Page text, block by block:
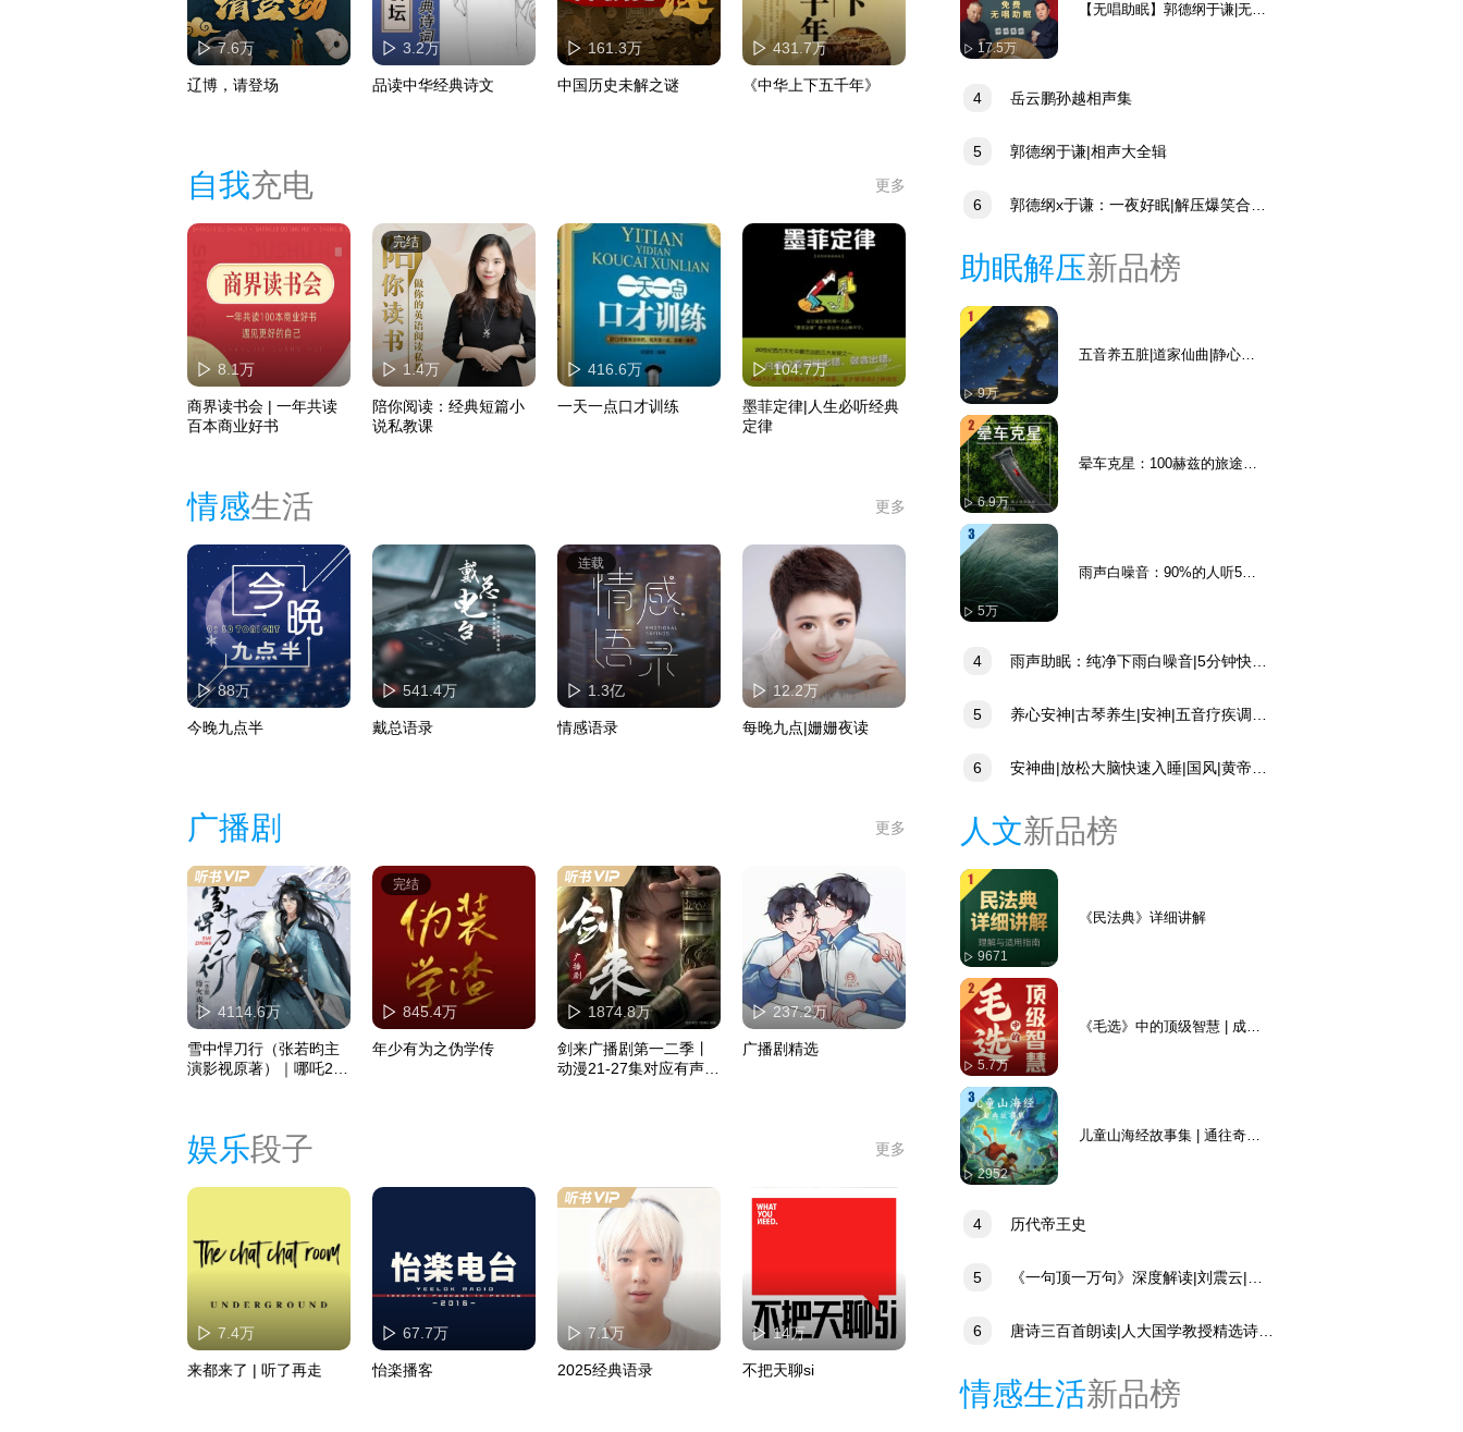
7.6万
辽博，请登场
3.2万
品读中华经典诗文
161.3万
中国历史未解之谜
431.7万
《中华上下五千年》
自我充电 更多
8.1万
商界读书会 | 一年共读
百本商业好书
完结
1.4万
陪你阅读：经典短篇小
说私教课
416.6万
一天一点口才训练
104.7万
墨菲定律|人生必听经典
定律
情感生活 更多
88万
今晚九点半
541.4万
戴总语录
连载
1.3亿
情感语录
12.2万
每晚九点|姗姗夜读
广播剧 更多
4114.6万
雪中悍刀行（张若昀主
演影视原著）｜哪吒2同
完结
845.4万
年少有为之伪学传
1874.8万
剑来广播剧第一二季丨
动漫21-27集对应有声3
237.2万
广播剧精选
娱乐段子 更多
7.4万
来都来了 | 听了再走
67.7万
怡楽播客
7.1万
2025经典语录
14万
不把天聊si
17.5万
【无唱助眠】郭德纲于谦|无唱
4 岳云鹏孙越相声集
5 郭德纲于谦|相声大全辑
6
助眠解压新品榜
9万
五音养五脏|道家仙曲|静心安
6.9万
晕车克星：100赫兹的旅途轻
5万
雨声白噪音：90%的人听5分
4
5
6
人文新品榜
9671
《民法典》详细讲解
5.7万
《毛选》中的顶级智慧 | 成事
2952
儿童山海经故事集 | 通往奇幻
4 历代帝王史
5
6
情感生活新品榜